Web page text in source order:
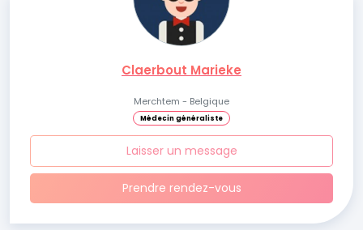
Claerbout Marieke
Merchtem - Belgique
Médecin généraliste
Laisser un message
Prendre rendez-vous